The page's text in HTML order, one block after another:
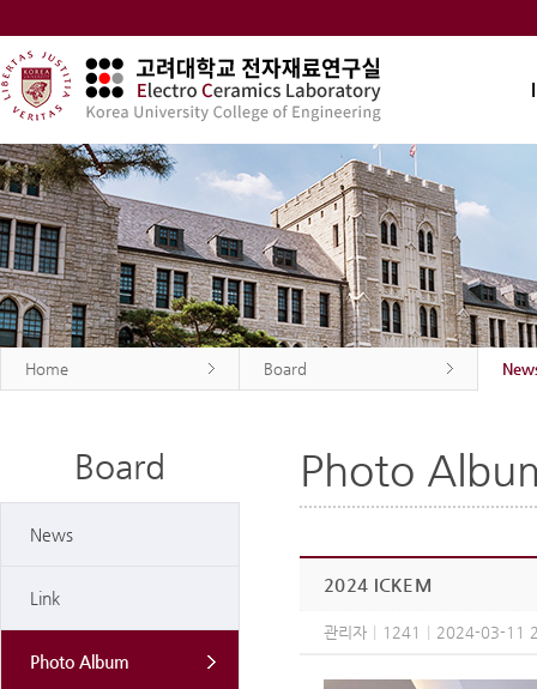
Home Board
Board
News
Link
Photo Album
Photo
2024 ICKEM
관리자 1241 2024-03-11